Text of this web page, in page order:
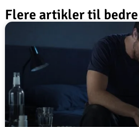
Flere artikler til bedre